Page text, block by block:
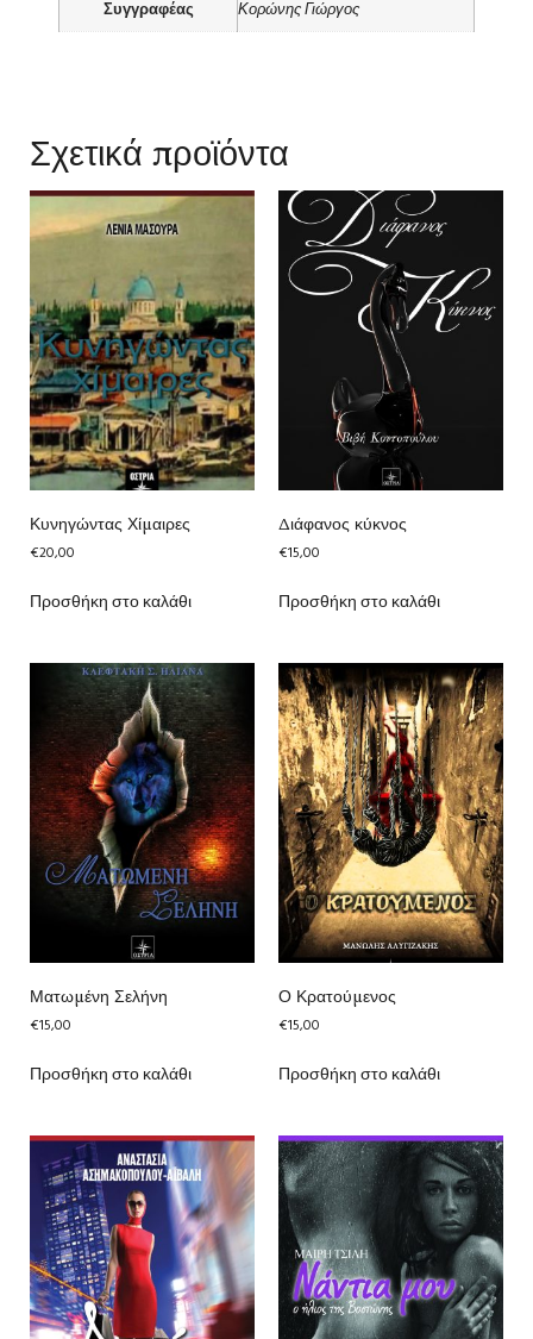
Συγγραφέας Κορώνης Γιώργος
Σχετικά προϊόντα
Κυνηγώντας Χίμαιρες
€20,00
Προσθήκη στο καλάθι
Διάφανος κύκνος
€15,00
Προσθήκη στο καλάθι
Ματωμένη Σελήνη
€15,00
Προσθήκη στο καλάθι
Ο Κρατούμενος
€15,00
Προσθήκη στο καλάθι